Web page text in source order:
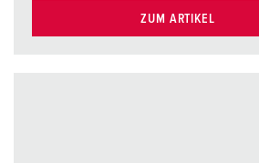
ZUM ARTIKEL